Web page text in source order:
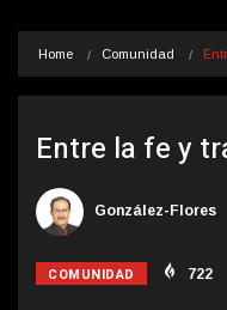
Home Comunidad
Entre la fe y
González-Flores
COMUNIDAD 722